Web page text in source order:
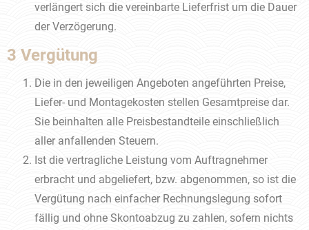
verlängert sich die vereinbarte Lieferfrist um die Dauer
der Verzögerung.
3 Vergütung
Die in den jeweiligen Angeboten angeführten Preise,
Liefer- und Montagekosten stellen Gesamtpreise dar.
Sie beinhalten alle Preisbestandteile einschließlich
aller anfallenden Steuern.
Ist die vertragliche Leistung vom Auftragnehmer
erbracht und abgeliefert, bzw. abgenommen, so ist die
Vergütung nach einfacher Rechnungslegung sofort
fällig und ohne Skontoabzug zu zahlen, sofern nichts